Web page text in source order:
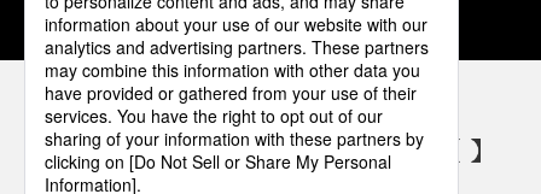
パナソニックの電気設備 SNSアカウント